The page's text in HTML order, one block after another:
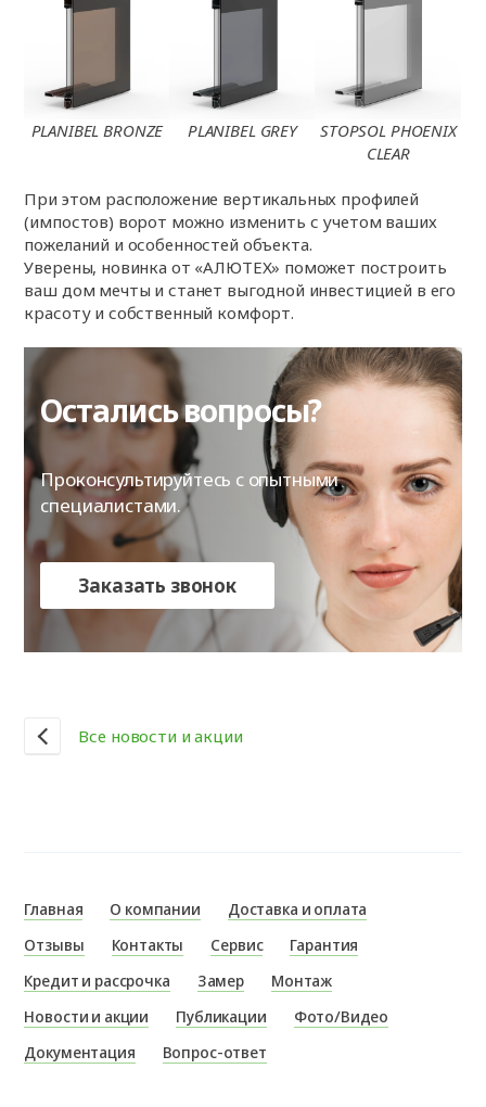
PLANIBEL BRONZE PLANIBEL GREY
STOPSOL PHOENIX
CLEAR
При этом расположение вертикальных профилей
(импостов) ворот можно изменить с учетом ваших
пожеланий и особенностей объекта.
Уверены, новинка от «АЛЮТЕХ» поможет построить
ваш дом мечты и станет выгодной инвестицией в его
красоту и собственный комфорт.
Остались вопросы?
Проконсультируйтесь с опытными
специалистами.
Заказать звонок
Все новости и акции
Главная О компании
Доставка и оплата
Отзывы
Контакты Сервис
Гарантия
Кредит и рассрочка
Замер
Монтаж
Новости и акции
Публикации
Фото/Видео
Документация
Вопрос-ответ